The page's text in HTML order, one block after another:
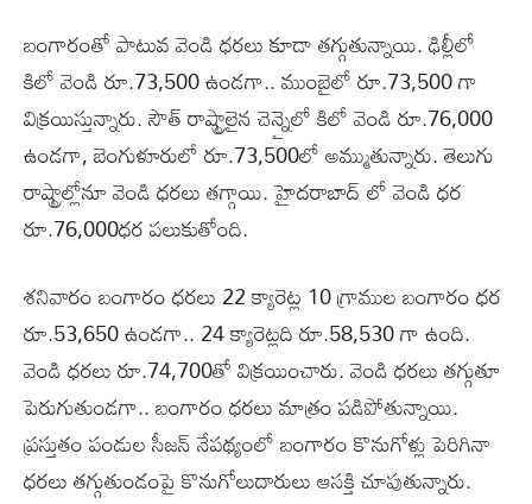
బంగారంతో పాటువ వెండి ధరలు కూడా తగ్గుతున్నాయి. ఢిల్లీలో
కిలో వెండి రూ.73,500 ఉండగా.. ముంబైలో రూ.73,500 గా
విక్రయిస్తున్నారు. సౌత్ రాష్ట్రాలైన చెన్నైలో కిలో వెండి రూ.76,000
ఉండగా, బెంగుళూరులో రూ.73,500లో అమ్ముతున్నారు. తెలుగు
రాష్ట్రాల్లోనూ వెండి ధరలు తగ్గాయి. హైదరాబాద్ లో వెండి ధర
రూ.76,000ధర పలుకుతోంది.
శనివారం బంగారం ధరలు 22 క్యారెట్ల 10 గ్రాముల బంగారం ధర
రూ.53,650 ఉండగా.. 24 క్యారెట్లది రూ.58,530 గా ఉంది.
వెండి ధరలు రూ.74,700తో విక్రయించారు. వెండి ధరలు తగ్గుతూ
పెరుగుతుండగా.. బంగారం ధరలు మాత్రం పడిపోతున్నాయి.
ప్రస్తుతం పండుల సీజన్ నేపథ్యంలో బంగారం కొనుగోళ్లు పెరిగినా
ధరలు తగ్గుతుండంపై కొనుగోలుదారులు ఆసక్తి చూపుతున్నారు.